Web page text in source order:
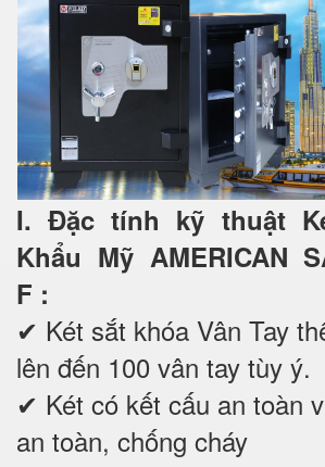
I. Đặc tính kỹ thuật
Khẩu Mỹ AMERICAN
F :
✔ Két sắt khóa Vân Tay
lên đến 100 vân tay tùy ý.
✔ Két có kết cấu an toàn
an toàn, chống cháy